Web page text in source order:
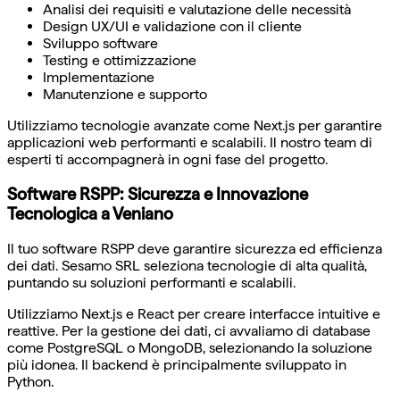
Analisi dei requisiti e valutazione delle necessità
Design UX/UI e validazione con il cliente
Sviluppo software
Testing e ottimizzazione
Implementazione
Manutenzione e supporto
Utilizziamo tecnologie avanzate come Next.js per garantire
applicazioni web performanti e scalabili. Il nostro team di
esperti ti accompagnerà in ogni fase del progetto.
Software RSPP: Sicurezza e Innovazione
Tecnologica a Veniano
Il tuo software RSPP deve garantire sicurezza ed efficienza
dei dati. Sesamo SRL seleziona tecnologie di alta qualità,
puntando su soluzioni performanti e scalabili.
Utilizziamo Next.js e React per creare interfacce intuitive e
reattive. Per la gestione dei dati, ci avvaliamo di database
come PostgreSQL o MongoDB, selezionando la soluzione
più idonea. Il backend è principalmente sviluppato in
Python.